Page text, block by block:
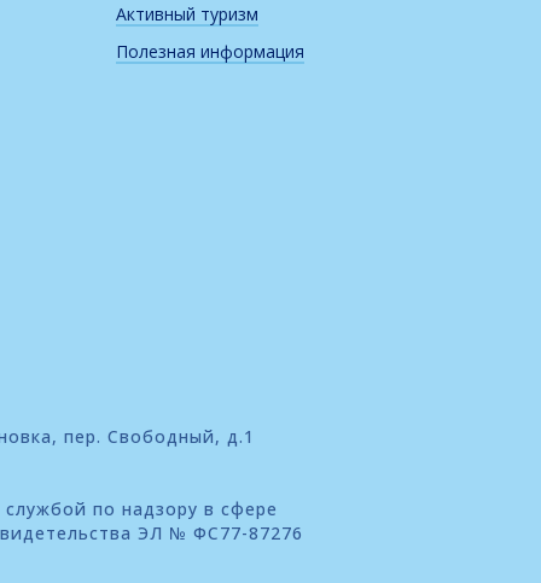
Активный туризм
Полезная информация
пер. Свободный, д.1
по надзору в сфере
ЭЛ № ФС77-87276